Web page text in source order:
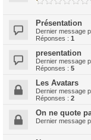
Présentation
Dernier message
Réponses : 1
presentation
Dernier message
Réponses : 5
Les Avatars
Dernier message
Réponses : 2
On ne quote
Dernier message